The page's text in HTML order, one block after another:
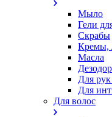
Мыло
Гели
Скрабы
Кремы,
Масла
Для
Для
Для волос